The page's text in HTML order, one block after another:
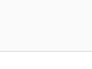
Privatpersonen, die nur